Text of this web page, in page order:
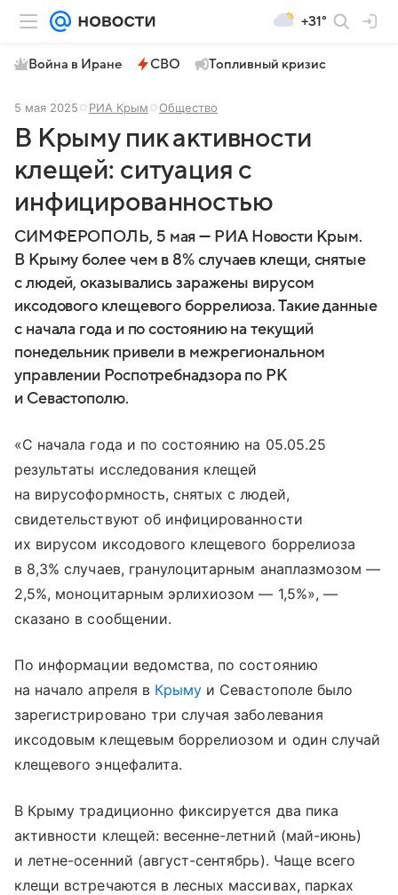
+31°
Война в Иране СВО Топливный кризис
5 мая 2025 РИА Крым Общество
В Крыму пик активности
клещей: ситуация с
инфицированностью
СИМФЕРОПОЛЬ, 5 мая — РИА Новости Крым.
В Крыму более чем в 8% случаев клещи, снятые
с людей, оказывались заражены вирусом
иксодового клещевого боррелиоза. Такие данные
с начала года и по состоянию на текущий
понедельник привели в межрегиональном
управлении Роспотребнадзора по РК
и Севастополю.
«С начала года и по состоянию на 05.05.25
результаты исследования клещей
на вирусоформность, снятых с людей,
свидетельствуют об инфицированности
их вирусом иксодового клещевого боррелиоза
в 8,3% случаев, гранулоцитарным анаплазмозом —
2,5%, моноцитарным эрлихиозом — 1,5%», —
сказано в сообщении.
По информации ведомства, по состоянию
на начало апреля в Крыму и Севастополе было
зарегистрировано три случая заболевания
иксодовым клещевым боррелиозом и один случай
клещевого энцефалита.
В Крыму традиционно фиксируется два пика
активности клещей: весенне-летний (май-июнь)
и летне-осенний (август-сентябрь). Чаще всего
клещи встречаются в лесных массивах, парках